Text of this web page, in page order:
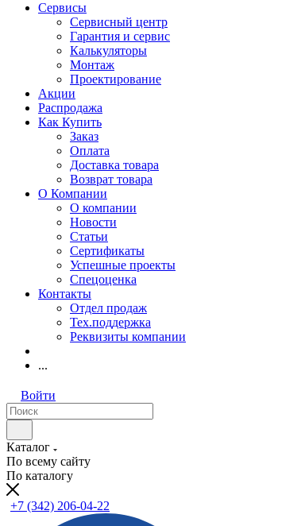
Сервисы
Сервисный центр
Гарантия и сервис
Калькуляторы
Монтаж
Проектирование
Акции
Распродажа
Как Купить
Заказ
Оплата
Доставка товара
Возврат товара
О Компании
О компании
Новости
Статьи
Сертификаты
Успешные проекты
Спецоценка
Контакты
Отдел продаж
Тех.поддержка
Реквизиты компании
...
Войти
Каталог
По всему сайту
По каталогу
+7 (342) 206-04-22